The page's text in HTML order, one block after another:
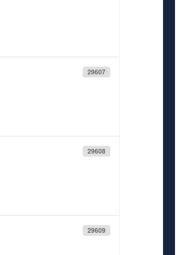
29607
29608
29609